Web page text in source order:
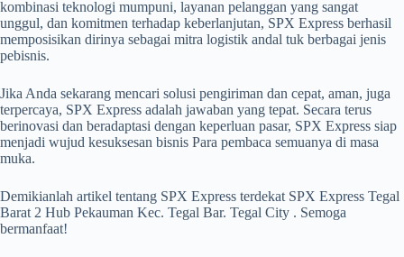
kombinasi teknologi mumpuni, layanan pelanggan yang sangat
unggul, dan komitmen terhadap keberlanjutan, SPX Express berhasil
memposisikan dirinya sebagai mitra logistik andal tuk berbagai jenis
pebisnis.
Jika Anda sekarang mencari solusi pengiriman dan cepat, aman, juga
terpercaya, SPX Express adalah jawaban yang tepat. Secara terus
berinovasi dan beradaptasi dengan keperluan pasar, SPX Express siap
menjadi wujud kesuksesan bisnis Para pembaca semuanya di masa
muka.
Demikianlah artikel tentang SPX Express terdekat SPX Express Tegal
Barat 2 Hub Pekauman Kec. Tegal Bar. Tegal City . Semoga
bermanfaat!